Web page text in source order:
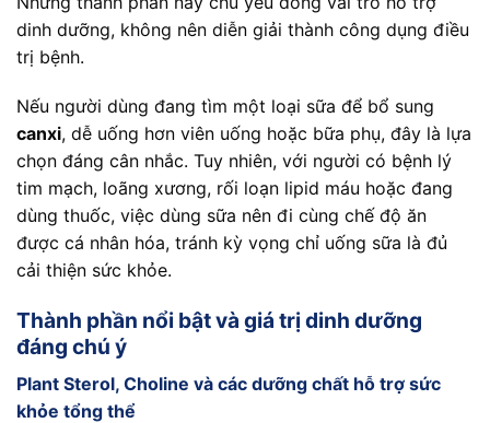
dinh dưỡng, không nên diễn giải thành công dụng điều
trị bệnh.
Nếu người dùng đang tìm một loại sữa để bổ sung
canxi, dễ uống hơn viên uống hoặc bữa phụ, đây là lựa
chọn đáng cân nhắc. Tuy nhiên, với người có bệnh lý
tim mạch, loãng xương, rối loạn lipid máu hoặc đang
dùng thuốc, việc dùng sữa nên đi cùng chế độ ăn
được cá nhân hóa, tránh kỳ vọng chỉ uống sữa là đủ
cải thiện sức khỏe.
Thành phần nổi bật và giá trị dinh dưỡng
đáng chú ý
Plant Sterol, Choline và các dưỡng chất hỗ trợ sức
khỏe tổng thể